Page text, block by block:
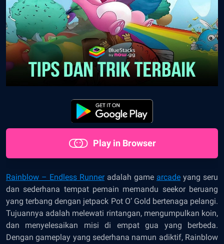
Play in Browser
Rainblow – Endless Runneradalah game arcade yang seru
dan sederhana tempat pemain memandu seekor beruang
yang terbang dengan jetpack Pot O’ Gold bertenaga pelangi.
Tujuannya adalah melewati rintangan, mengumpulkan koin,
dan menyelesaikan misi di empat gua yang berbeda.
Dengan gameplay yang sederhana namun adiktif, Rainblow